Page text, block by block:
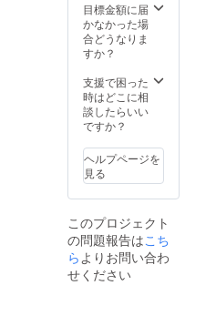
目標金額に届
かなかった場
合どうなりま
すか？
支援で困った
時はどこに相
談したらいい
ですか？
ヘルプページを
見る
このプロジェクト
の問題報告はこち
らよりお問い合わ
せください